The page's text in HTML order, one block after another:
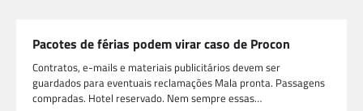
Pacotes de férias podem virar caso de Procon
Contratos, e-mails e materiais publicitários devem ser
guardados para eventuais reclamações Mala pronta. Passagens
compradas. Hotel reservado. Nem sempre essas…